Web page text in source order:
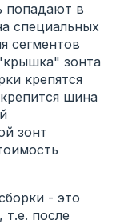
попадают в
специальных
сегментов
зонта
крепятся
шина
зонт
- это
т.е. после